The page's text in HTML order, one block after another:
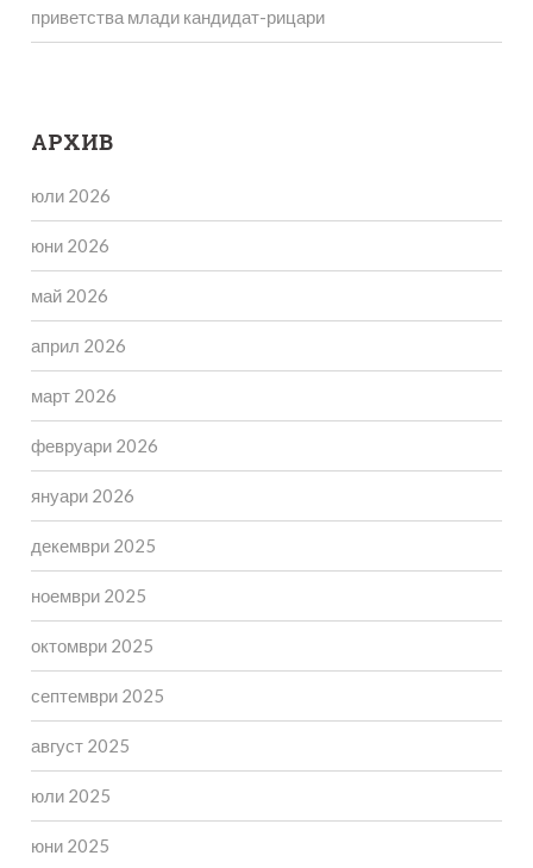
приветства млади кандидат-рицари
АРХИВ
юли 2026
юни 2026
май 2026
април 2026
март 2026
февруари 2026
януари 2026
декември 2025
ноември 2025
октомври 2025
септември 2025
август 2025
юли 2025
юни 2025